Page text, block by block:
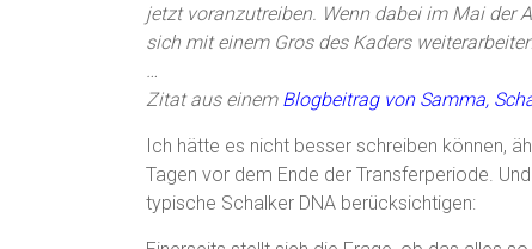
jetzt voranzutreiben. Wenn dabei im Mai der
sich mit einem Gros des Kaders
Zitat aus einem Blogbeitrag von Samma,
Ich hätte es nicht besser schreiben können,
Tagen vor dem Ende der Transferperiode.
typische Schalker DNA berücksichtigen: